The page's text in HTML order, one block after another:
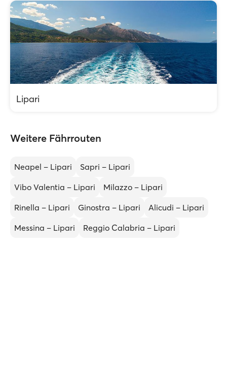
Lipari
Weitere Fährrouten
Neapel – Lipari
Sapri – Lipari
Vibo Valentia – Lipari
Milazzo – Lipari
Rinella – Lipari
Ginostra – Lipari
Alicudi – Lipari
Messina – Lipari
Reggio Calabria – Lipari